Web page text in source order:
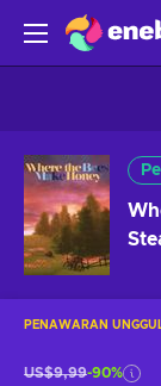
PENAWARAN
US$9,99-90%